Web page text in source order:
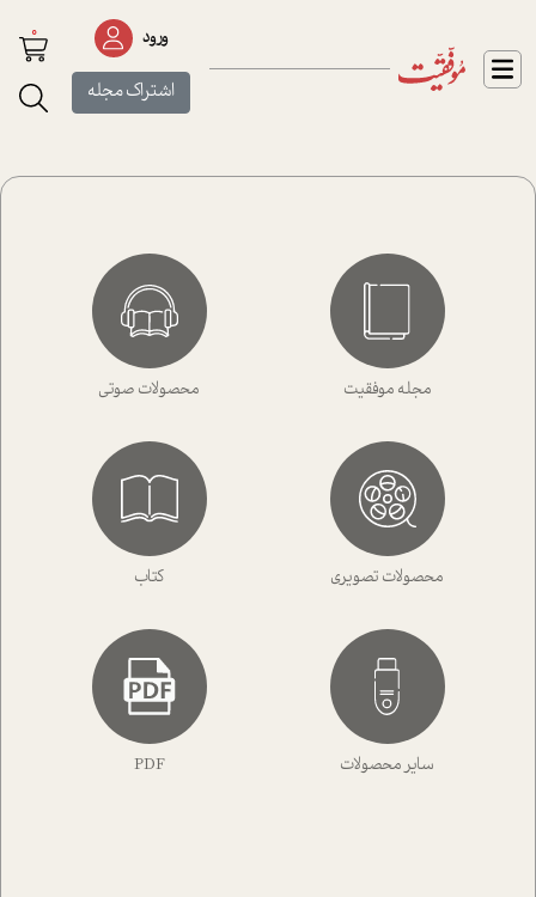
ورود
اشتراک مجله
0
مجله موفقیت محصولات صوتی
محصولات تصویری کتاب
سایر محصولات PDF